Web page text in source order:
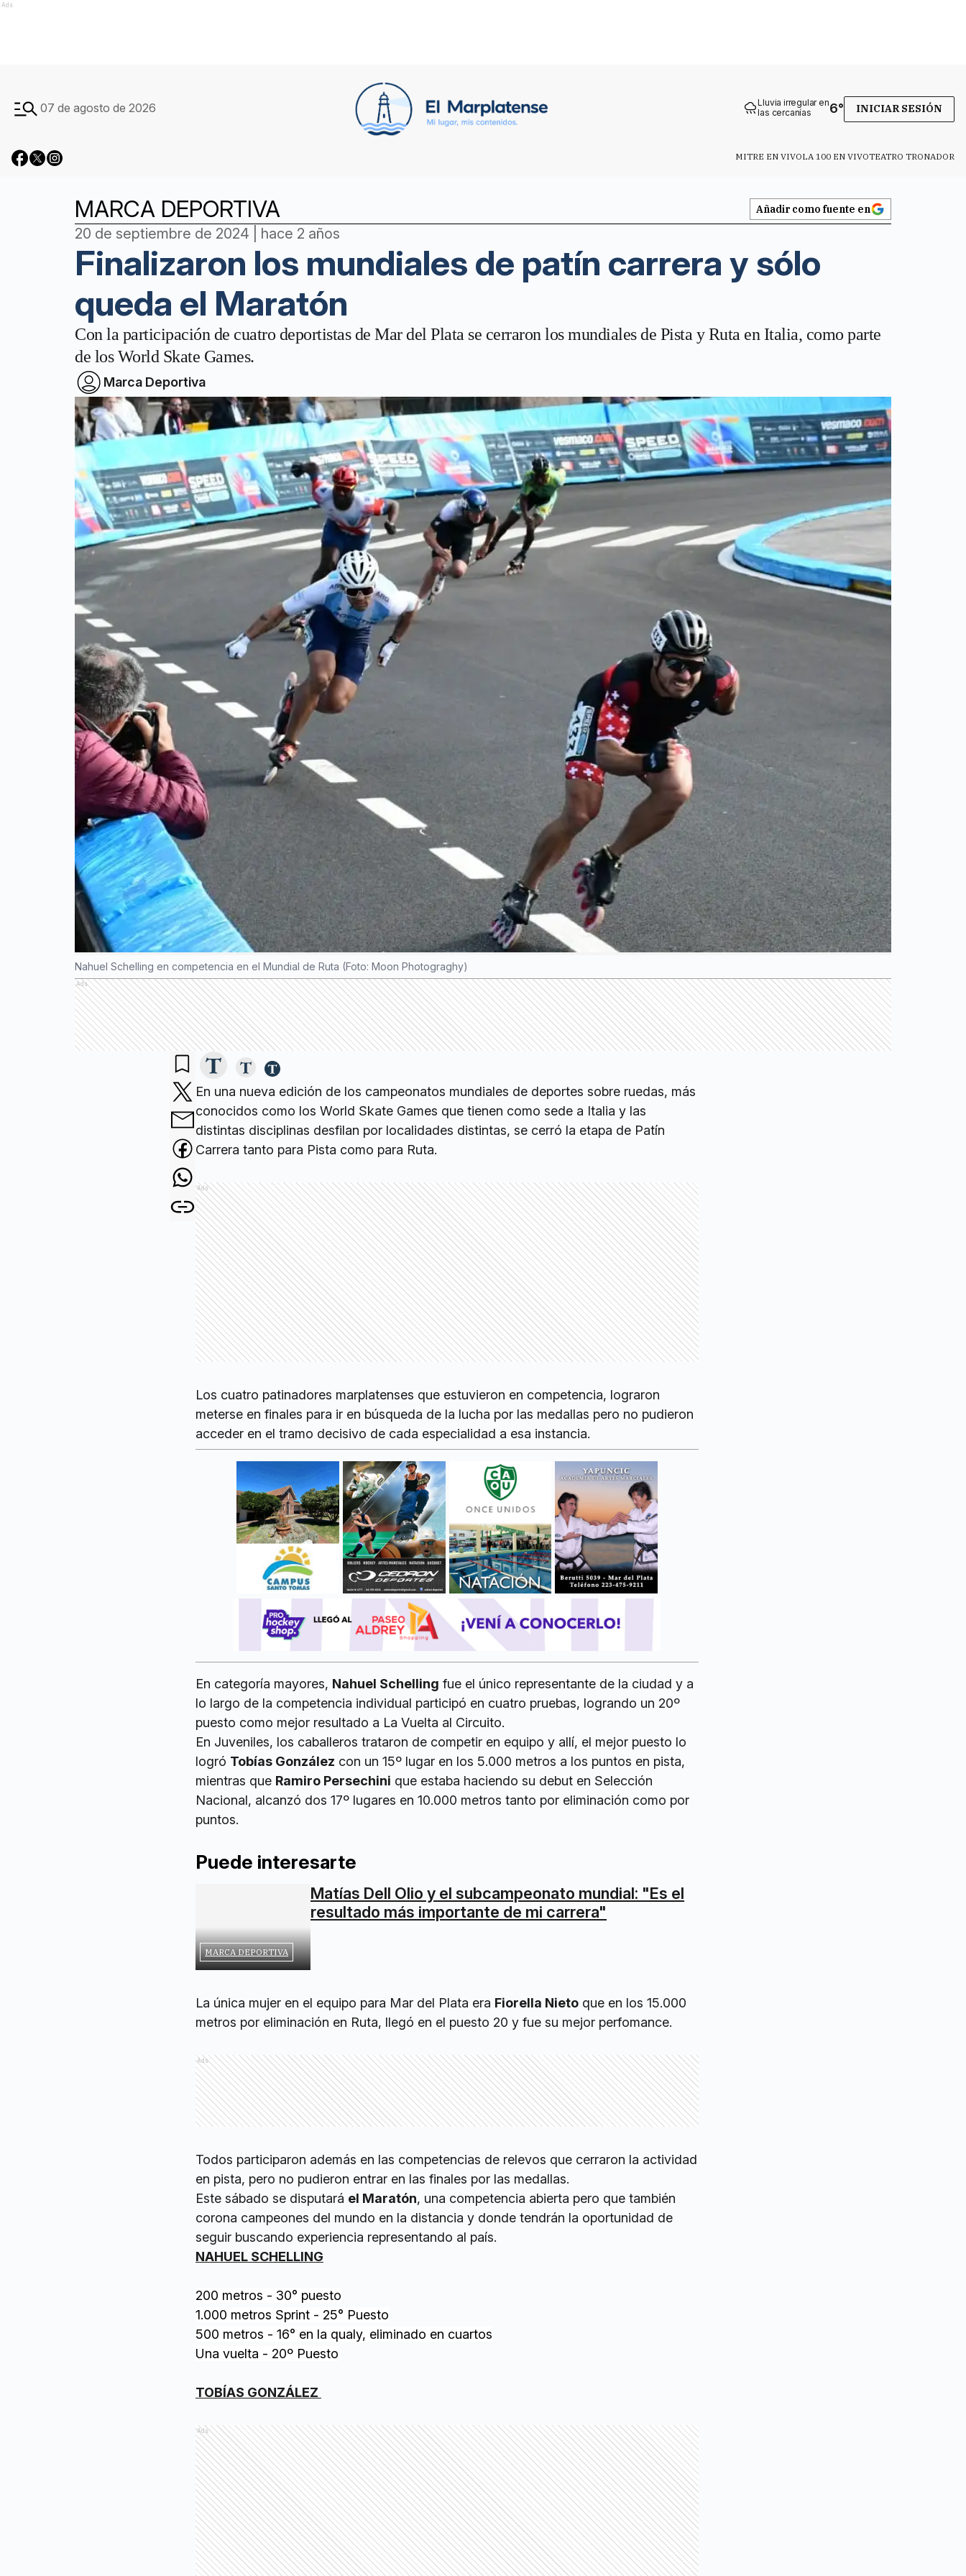
Ads
07 de agosto de 2026
Lluvia irregular en
las cercanías
6° INICIAR SESIÓN
MITRE EN VIVOLA 100 EN VIVOTEATRO TRONADOR
MARCA DEPORTIVA Añadir como fuente en
20 de septiembre de 2024 | hace 2 años
Finalizaron los mundiales de patín carrera y sólo
queda el Maratón
Con la participación de cuatro deportistas de Mar del Plata se cerraron los mundiales de Pista y Ruta en Italia, como parte
de los World Skate Games.
Marca Deportiva
Nahuel Schelling en competencia en el Mundial de Ruta (Foto: Moon Photograghy)
Ads
En una nueva edición de los campeonatos mundiales de deportes sobre ruedas, más
conocidos como los World Skate Games que tienen como sede a Italia y las
distintas disciplinas desfilan por localidades distintas, se cerró la etapa de Patín
Carrera tanto para Pista como para Ruta.
Ads
Los cuatro patinadores marplatenses que estuvieron en competencia, lograron
meterse en finales para ir en búsqueda de la lucha por las medallas pero no pudieron
acceder en el tramo decisivo de cada especialidad a esa instancia.
En categoría mayores, Nahuel Schelling fue el único representante de la ciudad y a
lo largo de la competencia individual participó en cuatro pruebas, logrando un 20º
puesto como mejor resultado a La Vuelta al Circuito.
En Juveniles, los caballeros trataron de competir en equipo y allí, el mejor puesto lo
logró Tobías González con un 15º lugar en los 5.000 metros a los puntos en pista,
mientras que Ramiro Persechini que estaba haciendo su debut en Selección
Nacional, alcanzó dos 17º lugares en 10.000 metros tanto por eliminación como por
puntos.
Puede interesarte
MARCA DEPORTIVA
Matías Dell Olio y el subcampeonato mundial: "Es el
resultado más importante de mi carrera"
La única mujer en el equipo para Mar del Plata era Fiorella Nieto que en los 15.000
metros por eliminación en Ruta, llegó en el puesto 20 y fue su mejor perfomance.
Ads
Todos participaron además en las competencias de relevos que cerraron la actividad
en pista, pero no pudieron entrar en las finales por las medallas.
Este sábado se disputará el Maratón, una competencia abierta pero que también
corona campeones del mundo en la distancia y donde tendrán la oportunidad de
seguir buscando experiencia representando al país.
NAHUEL SCHELLING
200 metros - 30° puesto
1.000 metros Sprint - 25° Puesto
500 metros - 16° en la qualy, eliminado en cuartos
Una vuelta - 20º Puesto
TOBÍAS GONZÁLEZ
Ads